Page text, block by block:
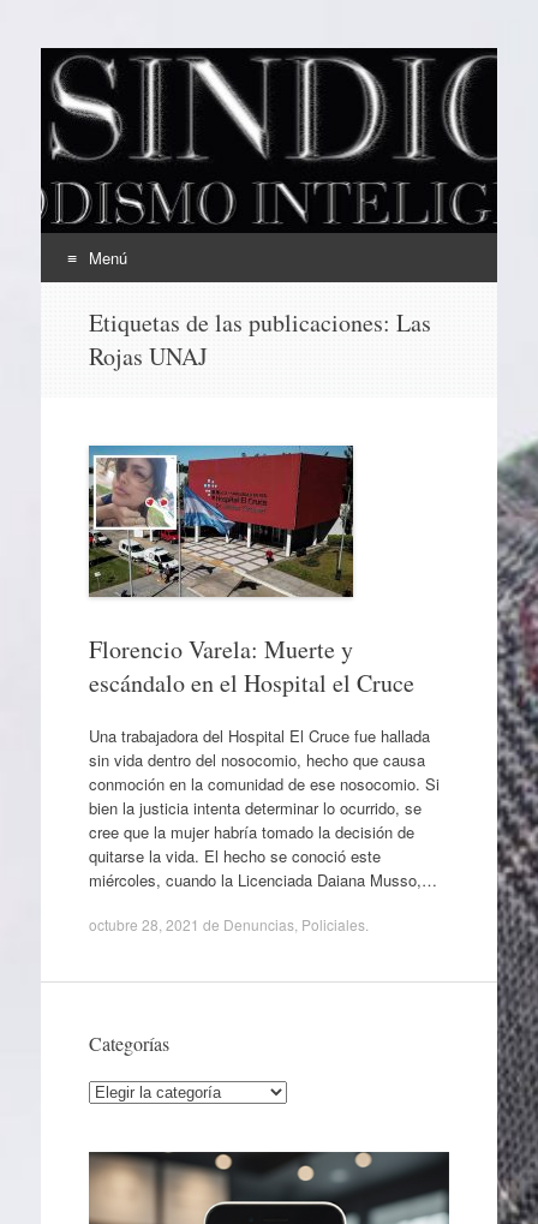
EL SINDICAL
Periodismo Inteligente
Menú
contenido
Etiquetas de las publicaciones: Las
Rojas UNAJ
Florencio Varela: Muerte y
escándalo en el Hospital el Cruce
Una trabajadora del Hospital El Cruce fue hallada
sin vida dentro del nosocomio, hecho que causa
conmoción en la comunidad de ese nosocomio. Si
bien la justicia intenta determinar lo ocurrido, se
cree que la mujer habría tomado la decisión de
quitarse la vida. El hecho se conoció este
miércoles, cuando la Licenciada Daiana Musso,…
octubre 28, 2021 de Denuncias, Policiales.
Categorías
Categorías